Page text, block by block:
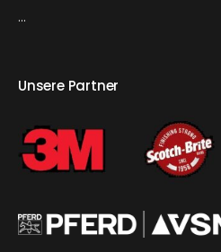
...
Unsere Partner